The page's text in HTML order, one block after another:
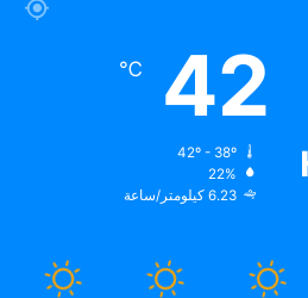
42
℃
22%
6.23 كيلومتر/ساعة